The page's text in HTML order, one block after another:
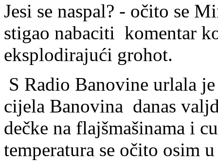
Jesi se naspal? - očito se
stigao nabaciti komentar
eksplodirajući grohot.
S Radio Banovine urlala
cijela Banovina danas
dečke na flajšmašinama i
temperatura se očito osim